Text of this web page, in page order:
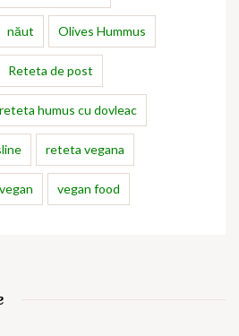
năut Olives Hummus
Reteta de post
reteta humus cu dovleac
reteta vegana
vegan vegan food